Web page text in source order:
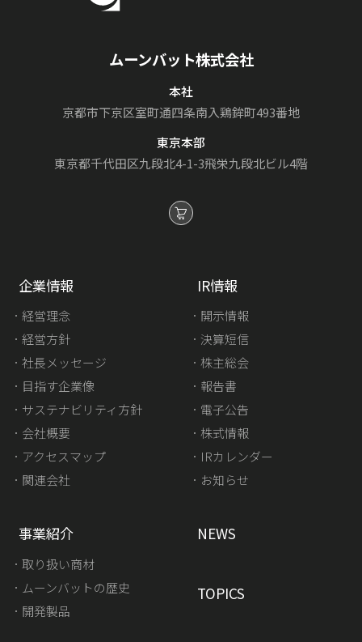
ムーンバット株式会社
本社
京都市下京区室町通四条南入鶏鉾町493番地
東京本部
東京都千代田区九段北4-1-3飛栄九段北ビル4階
企業情報
経営理念
経営方針
社長メッセージ
目指す企業像
サステナビリティ方針
会社概要
アクセスマップ
関連会社
事業紹介
取り扱い商材
ムーンバットの歴史
開発製品
IR情報
開示情報
決算短信
株主総会
報告書
電子公告
株式情報
IRカレンダー
お知らせ
NEWS
TOPICS